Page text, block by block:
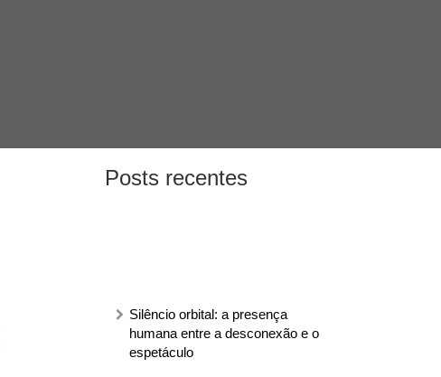
Posts recentes
Silêncio orbital: a presença
humana entre a desconexão e o
espetáculo